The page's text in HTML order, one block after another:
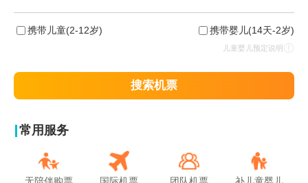
携带儿童(2-12岁) 携带婴儿(14天-2岁)
儿童婴儿预定说明
搜索机票
常用服务